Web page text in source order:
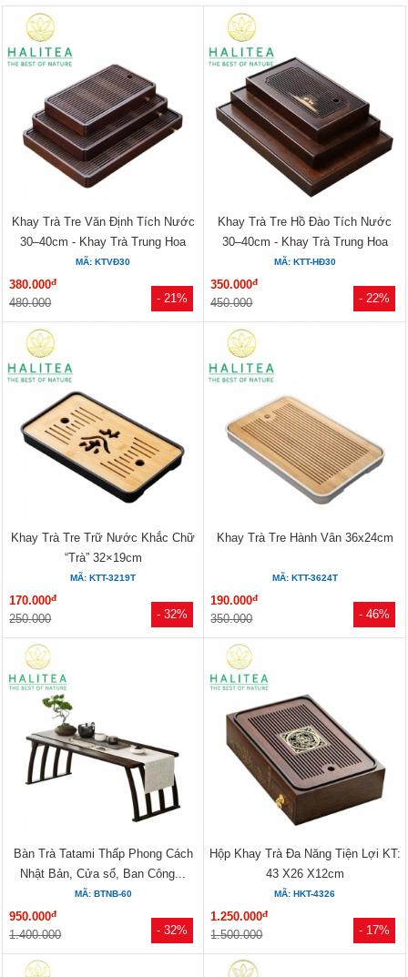
- 21%
Khay Trà Tre Văn Định Tích Nước
30–40cm - Khay Trà Trung Hoa
MÃ: KTVĐ30
380.000đ
480.000 - 22%
Khay Trà Tre Hồ Đào Tích Nước
30–40cm - Khay Trà Trung Hoa
MÃ: KTT-HĐ30
350.000đ
450.000
- 32%
Khay Trà Tre Trữ Nước Khắc Chữ
“Trà” 32×19cm
MÃ: KTT-3219T
170.000đ
250.000 - 46%
Khay Trà Tre Hành Vân 36x24cm
MÃ: KTT-3624T
190.000đ
350.000
- 32%
Bàn Trà Tatami Thấp Phong Cách
Nhật Bản, Cửa sổ, Ban Công...
MÃ: BTNB-60
950.000đ
1.400.000 - 17%
Hộp Khay Trà Đa Năng Tiện Lợi KT:
43 X26 X12cm
MÃ: HKT-4326
1.250.000đ
1.500.000